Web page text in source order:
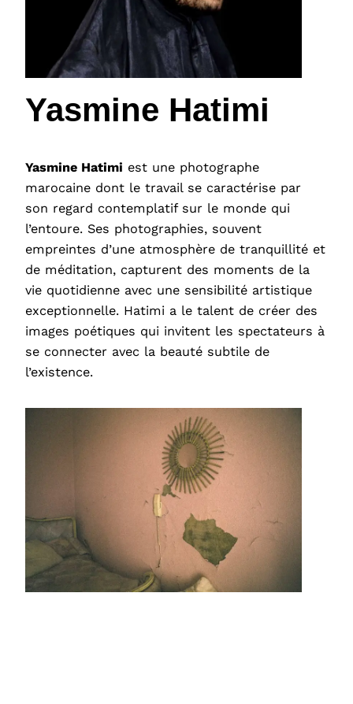
Yasmine Hatimi
Yasmine Hatimi est une photographe
marocaine dont le travail se caractérise par
son regard contemplatif sur le monde qui
l’entoure. Ses photographies, souvent
empreintes d’une atmosphère de tranquillité et
de méditation, capturent des moments de la
vie quotidienne avec une sensibilité artistique
exceptionnelle. Hatimi a le talent de créer des
images poétiques qui invitent les spectateurs à
se connecter avec la beauté subtile de
l’existence.